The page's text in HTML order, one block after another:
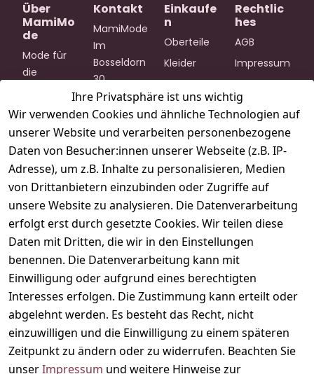
Ihre Privatsphäre ist uns wichtig
Wir verwenden Cookies und ähnliche Technologien auf
unserer Website und verarbeiten personenbezogene
Daten von Besucher:innen unserer Webseite (z.B. IP-
Adresse), um z.B. Inhalte zu personalisieren, Medien
von Drittanbietern einzubinden oder Zugriffe auf
unsere Website zu analysieren. Die Datenverarbeitung
erfolgt erst durch gesetzte Cookies. Wir teilen diese
Daten mit Dritten, die wir in den Einstellungen
benennen. Die Datenverarbeitung kann mit
Einwilligung oder aufgrund eines berechtigten
Interesses erfolgen. Die Zustimmung kann erteilt oder
abgelehnt werden. Es besteht das Recht, nicht
einzuwilligen und die Einwilligung zu einem späteren
Zeitpunkt zu ändern oder zu widerrufen. Beachten Sie
unserImpressum und weitere Hinweise zur
Über
MamiMo
de
Mode für
die
Zeit deines
Lebens –
durchdach
te
Umstands-
&
Stillmode,
die vom
ersten
Bäuchlein
bis in die
mitwächst.
Kontakt
MamiMode
Im
Bosseldorn
30
69126
Heidelberg
service@m
amimode.
de
Einkaufe
n
Oberteile
Kleider
Hosen &
Röcke
Stillmode
Lingerie
Zubehör
Rechtlic
hes
AGB
Impressum
Datenschu
tzerklärung
Barrierefrei
heitserklär
ung
Widerrufsr
echt
Folge
uns